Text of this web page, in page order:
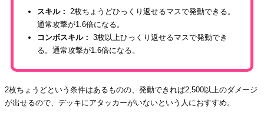
スキル： 2枚ちょうどひっくり返せるマスで発動できる。
通常攻撃が1.6倍になる。
コンボスキル： 3枚以上ひっくり返せるマスで発動でき
る。通常攻撃が1.6倍になる。
2枚ちょうどという条件はあるものの、発動できれば2,500以上のダメージ
が出せるので、デッキにアタッカーがいないという人におすすめ。